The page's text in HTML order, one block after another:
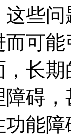
些
可
期
碍
能